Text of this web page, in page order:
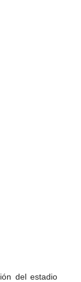
del estadio